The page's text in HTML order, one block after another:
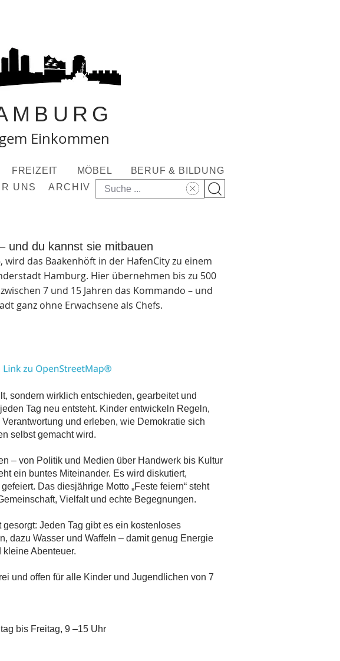
Einkommen
FREIZEIT
UNS
MÖBEL
ARCHIV
BERUF & BILDUNG
und du kannst sie mitbauen
wird das Baakenhöft in der HafenCity zu einem
Hamburg. Hier übernehmen bis zu 500
7 und 15 Jahren das Kommando – und
ganz ohne Erwachsene als Chefs.
sondern wirklich entschieden, gearbeitet und
Tag neu entsteht. Kinder entwickeln Regeln,
und erleben, wie Demokratie sich
selbst gemacht wird.
– von Politik und Medien über Handwerk bis Kultur
ein buntes Miteinander. Es wird diskutiert,
Das diesjährige Motto „Feste feiern“ steht
Vielfalt und echte Begegnungen.
Jeden Tag gibt es ein kostenloses
dazu Wasser und Waffeln – damit genug Energie
kleine Abenteuer.
und offen für alle Kinder und Jugendlichen von 7
bis Freitag, 9 –15 Uhr